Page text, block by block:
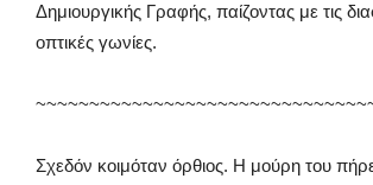
Δημιουργικής Γραφής, παίζοντας με τις
οπτικές γωνίες.
Σχεδόν κοιμόταν όρθιος. Η μούρη του